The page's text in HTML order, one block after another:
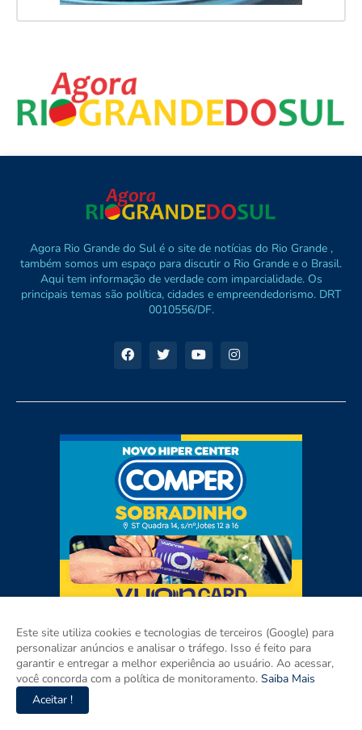
Agora Rio Grande do Sul é o site de notícias do Rio Grande ,
também somos um espaço para discutir o Rio Grande e o Brasil.
Aqui tem informação de verdade com imparcialidade. Os
principais temas são política, cidades e empreendedorismo. DRT
0010556/DF.
Este site utiliza cookies e tecnologias de terceiros (Google) para
personalizar anúncios e analisar o tráfego. Isso é feito para
garantir e entregar a melhor experiência ao usuário. Ao acessar,
você concorda com a política de monitoramento. Saiba Mais
Aceitar !